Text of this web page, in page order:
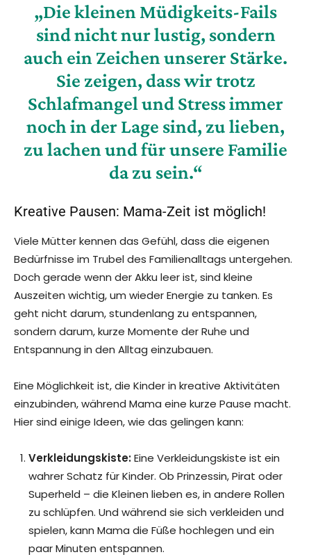
„Die kleinen Müdigkeits-Fails
sind nicht nur lustig, sondern
auch ein Zeichen unserer Stärke.
Sie zeigen, dass wir trotz
Schlafmangel und Stress immer
noch in der Lage sind, zu lieben,
zu lachen und für unsere Familie
da zu sein.“
Kreative Pausen: Mama-Zeit ist möglich!
Viele Mütter kennen das Gefühl, dass die eigenen
Bedürfnisse im Trubel des Familienalltags untergehen.
Doch gerade wenn der Akku leer ist, sind kleine
Auszeiten wichtig, um wieder Energie zu tanken. Es
geht nicht darum, stundenlang zu entspannen,
sondern darum, kurze Momente der Ruhe und
Entspannung in den Alltag einzubauen.
Eine Möglichkeit ist, die Kinder in kreative Aktivitäten
einzubinden, während Mama eine kurze Pause macht.
Hier sind einige Ideen, wie das gelingen kann:
Verkleidungskiste:Eine Verkleidungskiste ist ein
wahrer Schatz für Kinder. Ob Prinzessin, Pirat oder
Superheld – die Kleinen lieben es, in andere Rollen
zu schlüpfen. Und während sie sich verkleiden und
spielen, kann Mama die Füße hochlegen und ein
paar Minuten entspannen.